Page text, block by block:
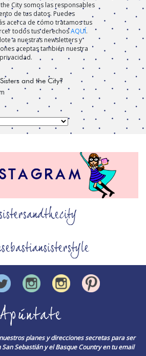
City somos las responsables
de tus datos. Puedes
acerca de cómo tratamos tus
todos tus derechosAQUÍ.
a nuestras newsletters y
aceptas también nuestra
and the City?
Apúntate
planes y direcciones secretas para ser
San Sebastián y el Basque Country en tu email